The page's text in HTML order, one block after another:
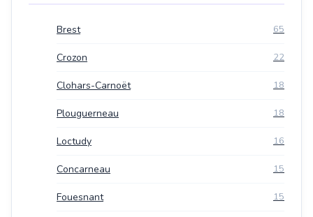
Brest 65
Crozon 22
Clohars-Carnoët 18
Plouguerneau 18
Loctudy 16
Concarneau 15
Fouesnant 15